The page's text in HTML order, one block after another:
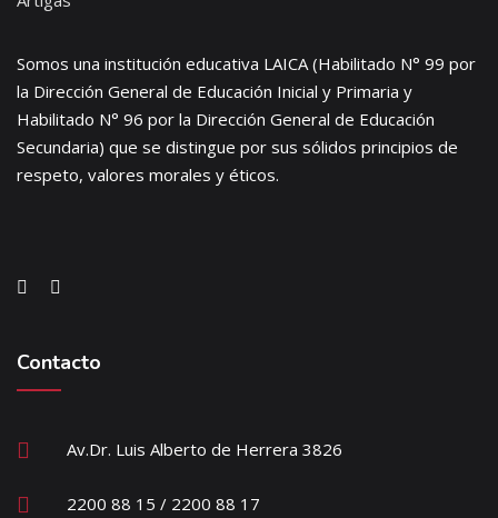
Somos una institución educativa LAICA (Habilitado N° 99 por
la Dirección General de Educación Inicial y Primaria y
Habilitado N° 96 por la Dirección General de Educación
Secundaria) que se distingue por sus sólidos principios de
respeto, valores morales y éticos.
Contacto
Av.Dr. Luis Alberto de Herrera 3826
2200 88 15 / 2200 88 17